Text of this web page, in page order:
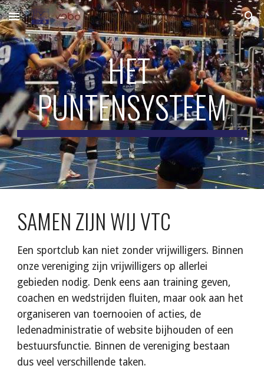
Skip to main content Skip to navigation
HET
PUNTENSYSTEEM
SAMEN ZIJN WIJ VTC
Een sportclub kan niet zonder vrijwilligers. Binnen
onze vereniging zijn vrijwilligers op allerlei
gebieden nodig. Denk eens aan training geven,
coachen en wedstrijden fluiten, maar ook aan het
organiseren van toernooien of acties, de
ledenadministratie of website bijhouden of een
bestuursfunctie. Binnen de vereniging bestaan
dus veel verschillende taken.